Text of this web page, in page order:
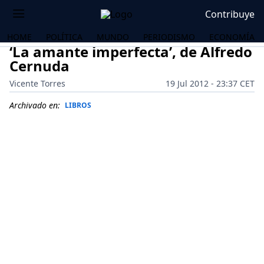
Contribuye
HOME POLÍTICA MUNDO PERIODISMO ECONOMÍA
‘La amante imperfecta’, de Alfredo
Cernuda
Vicente Torres
19 Jul 2012 - 23:37 CET
Archivado en: LIBROS